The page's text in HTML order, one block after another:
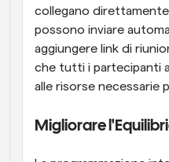
collegano
possono inviare
aggiungere link di
che tutti i partecipanti
alle risorse necessarie
Migliorare